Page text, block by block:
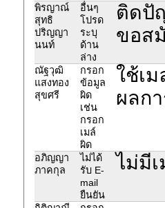
พิรญาณ์
สุทธิ
ปริญญา
นนท์
อื่นๆ
โปรด
ระบุ
ด้าน
ล่าง
ติดปั
ขอส
ณัฐวุฒิ
แสงทอง
สุขศรี
กรอก
ข้อมูล
ผิด
เช่น
กรอก
เมล์
ผิด
ใช้เ
ผลก
อภิญญา
ภาคกุล
ไม่ได้
รับ E-
mail
ยืนยัน
ไม่มี